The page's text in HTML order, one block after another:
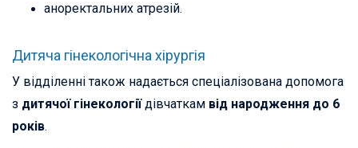
аноректальних атрезій.
Дитяча гінекологічна хірургія
У відділенні також надається спеціалізована допомога
з дитячої гінекологіїдівчаткам від народження до 6
років.